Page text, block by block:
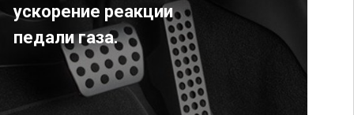
ускорение реакции
педали газа.